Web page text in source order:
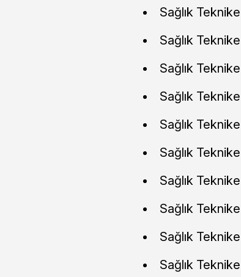
Sağlık
Sağlık
Sağlık
Sağlık
Sağlık
Sağlık
Sağlık
Sağlık
Sağlık
Sağlık